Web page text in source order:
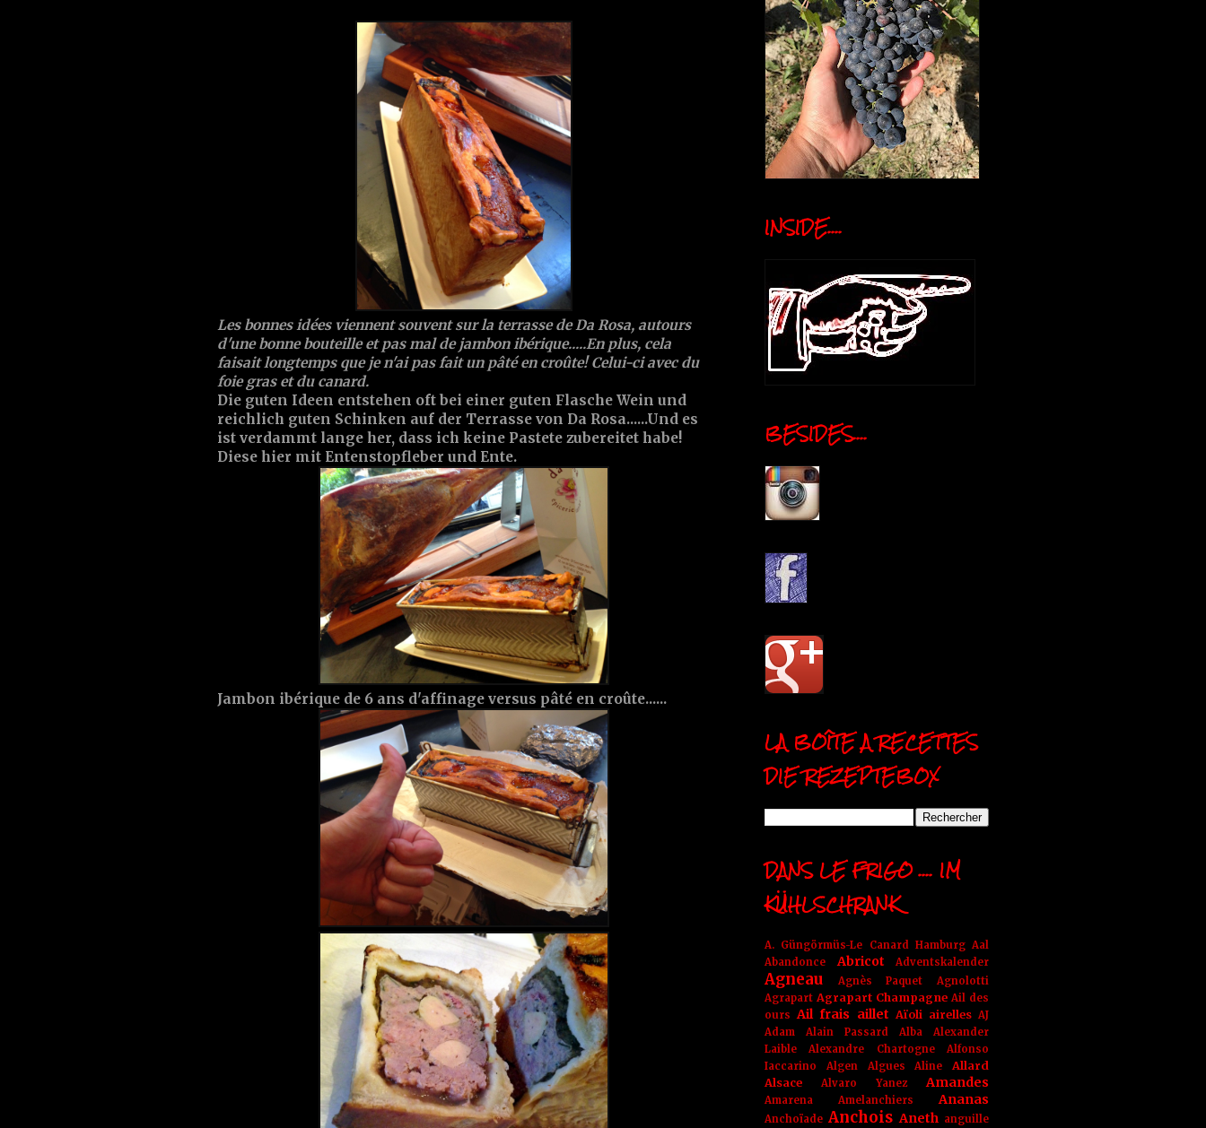
Les bonnes idées viennent souvent sur la terrasse de Da Rosa, autours
d'une bonne bouteille et pas mal de jambon ibérique.....En plus, cela
faisait longtemps que je n'ai pas fait un pâté en croûte! Celui-ci avec du
foie gras et du canard.
Die guten Ideen entstehen oft bei einer guten Flasche Wein und
reichlich guten Schinken auf der Terrasse von Da Rosa......Und es
ist verdammt lange her, dass ich keine Pastete zubereitet habe!
Diese hier mit Entenstopfleber und Ente.
Jambon ibérique de 6 ans d'affinage versus pâté en croûte......
INSIDE....
BESIDES....
LA BOÎTE A RECETTES
DIE REZEPTEBOX
DANS LE FRIGO .... IM
KÜHLSCHRANK
A. Güngörmüs-Le Canard Hamburg Aal
Abandonce
Abricot Adventskalender
Agneau Agnès Paquet
Agnolotti
Agrapart Agrapart Champagne Ail des
ours Ail frais aillet Aïoli airelles AJ
Adam
Alain Passard Alba
Alexander
Laible
Alexandre Chartogne
Alfonso
Iaccarino
Algen Algues Aline
Allard
Alsace
Alvaro Yanez Amandes
Amarena Amelanchiers Ananas
Anchoïade Anchois Aneth anguille